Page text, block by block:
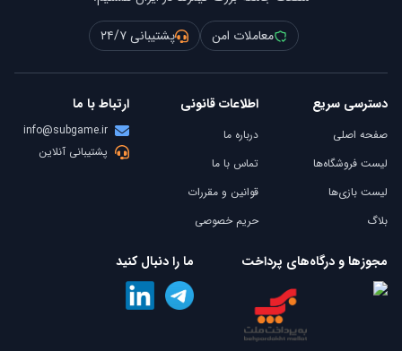
معاملات امن
پشتیبانی ۲۴/۷
دسترسی سریع
صفحه اصلی
لیست فروشگاه‌ها
لیست بازی‌ها
بلاگ
اطلاعات قانونی
درباره ما
تماس با ما
قوانین و مقررات
حریم خصوصی
ارتباط با ما
info@subgame.ir
پشتیبانی آنلاین
مجوزها و درگاه‌های پرداخت ما را دنبال کنید